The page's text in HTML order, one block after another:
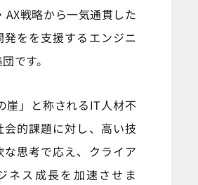
AX戦略から一気通貫した
発をを支援するエンジニ
です。
崖」と称されるIT人材不
会的課題に対し、高い技
な思考で応え、クライア
ネス成長を加速させま